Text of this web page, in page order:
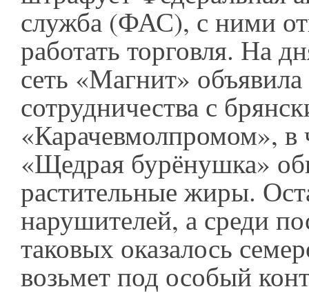
служба (ФАС), с ними
работать торговля. На
сеть «Магнит»
сотрудничества с
«Карачевмолпромом», в
«Щедрая бурёнушка»
растительные жиры.
нарушителей, а среди
таковых оказалось
возьмет под особый